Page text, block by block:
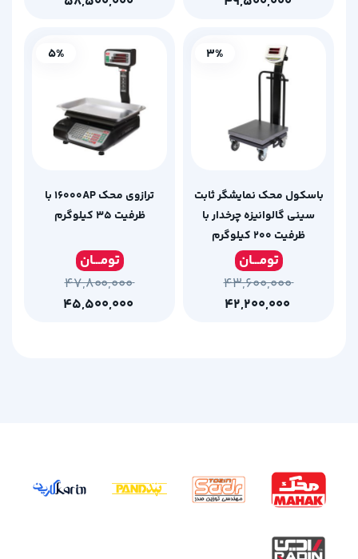
باسکول محک نمایشگر ثابت
سینی گالوانیزه چرخدار با
ظرفیت 200 کیلوگرم
تومـــان
۴۳,۶۰۰,۰۰۰
3%
ترازوی محک 16000AP با
ظرفیت 35 کیلوگرم
تومـــان
۴۷,۸۰۰,۰۰۰
5%